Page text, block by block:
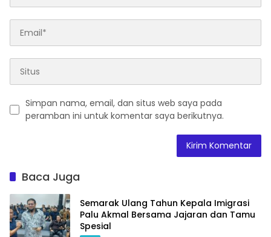
Simpan nama, email, dan situs web saya pada
peramban ini untuk komentar saya berikutnya.
Baca Juga
Semarak Ulang Tahun Kepala Imigrasi
Palu Akmal Bersama Jajaran dan Tamu
Spesial